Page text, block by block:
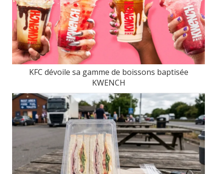
KFC dévoile sa gamme de boissons baptisée
KWENCH